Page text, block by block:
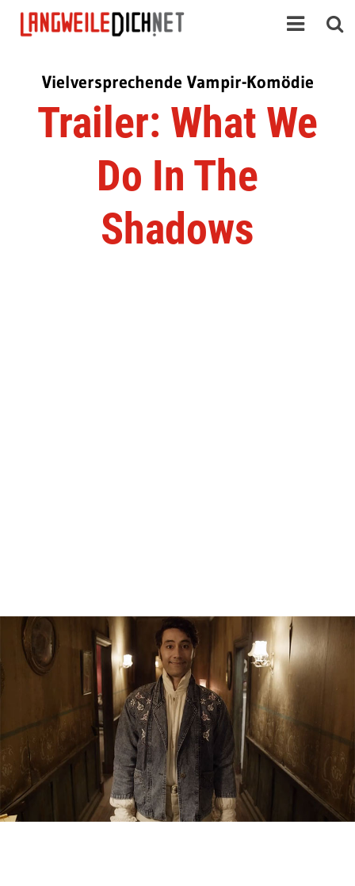
Vielversprechende Vampir-Komödie
Trailer: What We
Do In The
Shadows